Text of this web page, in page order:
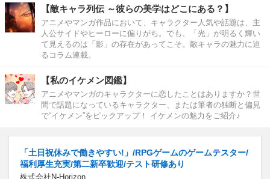
【敵キャラ列伝 ～彼らの美学はどこにある？】
アニメやマンガ作品において、キャラクター人気や話題は、主
人公サイドやヒーローに偏りがち。でも、「光」が明るく輝い
て見えるのは「影」の存在があってこそ。敵キャラの魅力に迫
るコラム連載。
【私のイケメン図鑑】
アニメやマンガのキャラクターに恋したことはありますか？世
間で話題になっているキャラクター、または筆者の独断と偏見
で“イケメン”をピックアップ！ イケメンの魅力をご紹介♪
「土日祝休みで働きやすい!」/RPGゲームのゲームテスター/
福利厚生充実/第二新卒歓迎/テスト研修あり
株式会社N-Horizon